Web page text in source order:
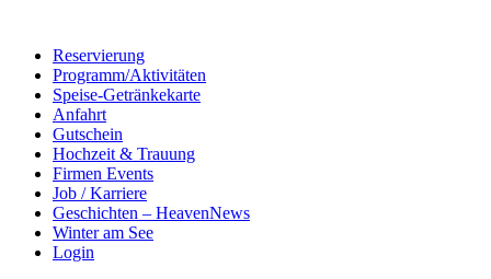
springenReservierung
Programm/Aktivitäten
Speise-Getränkekarte
Anfahrt
Gutschein
Hochzeit & Trauung
Firmen Events
Job / Karriere
Geschichten – HeavenNews
Winter am See
Login